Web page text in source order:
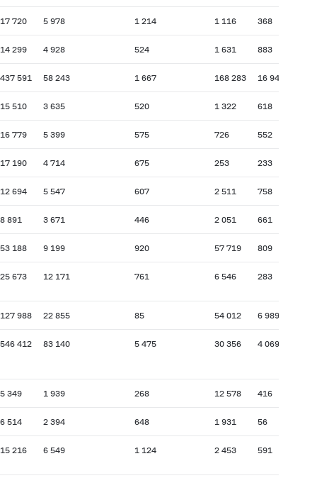
17 720 5 978 1 214 1 116 368
14 299 4 928 524 1 631 883
437 591 58 243 1 667 168 283 16 940
15 510 3 635 520 1 322 618
16 779 5 399 575 726 552
17 190 4 714 675 253 233
12 694 5 547 607 2 511 758
8 891 3 671 446 2 051 661
53 188 9 199 920 57 719 809
25 673 12 171 761 6 546 283
127 988 22 855 85 54 012 6 989
546 412 83 140 5 475 30 356 4 069
5 349 1 939 268 12 578 416
6 514 2 394 648 1 931 56
15 216 6 549 1 124 2 453 591